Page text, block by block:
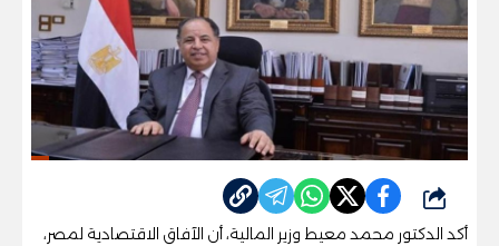
شارك
أكد الدكتور محمد معيط وزير المالية، أن الآفاق الاقتصادية لمصر،